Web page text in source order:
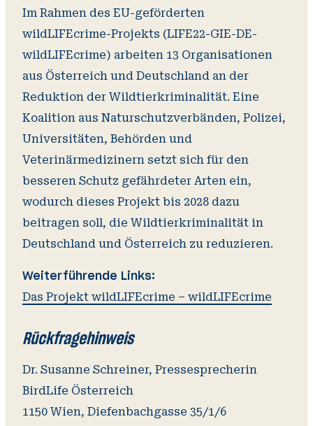
Im Rahmen des EU-geförderten
wildLIFEcrime-Projekts (LIFE22-GIE-DE-
wildLIFEcrime) arbeiten 13 Organisationen
aus Österreich und Deutschland an der
Reduktion der Wildtierkriminalität. Eine
Koalition aus Naturschutzverbänden, Polizei,
Universitäten, Behörden und
Veterinärmedizinern setzt sich für den
besseren Schutz gefährdeter Arten ein,
wodurch dieses Projekt bis 2028 dazu
beitragen soll, die Wildtierkriminalität in
Deutschland und Österreich zu reduzieren.
Das Projekt wildLIFEcrime – wildLIFEcrime
Rückfragehinweis
Dr. Susanne Schreiner, Pressesprecherin
BirdLife Österreich
1150 Wien, Diefenbachgasse 35/1/6